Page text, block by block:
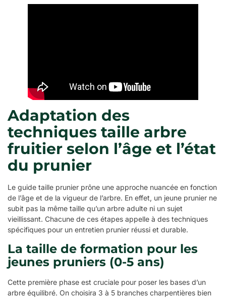
Adaptation des
techniques taille arbre
fruitier selon l’âge et l’état
du prunier
Le guide taille prunier prône une approche nuancée en fonction
de l’âge et de la vigueur de l’arbre. En effet, un jeune prunier ne
subit pas la même taille qu’un arbre adulte ni un sujet
vieillissant. Chacune de ces étapes appelle à des techniques
spécifiques pour un entretien prunier réussi et durable.
La taille de formation pour les
jeunes pruniers (0-5 ans)
Cette première phase est cruciale pour poser les bases d’un
arbre équilibré. On choisira 3 à 5 branches charpentières bien